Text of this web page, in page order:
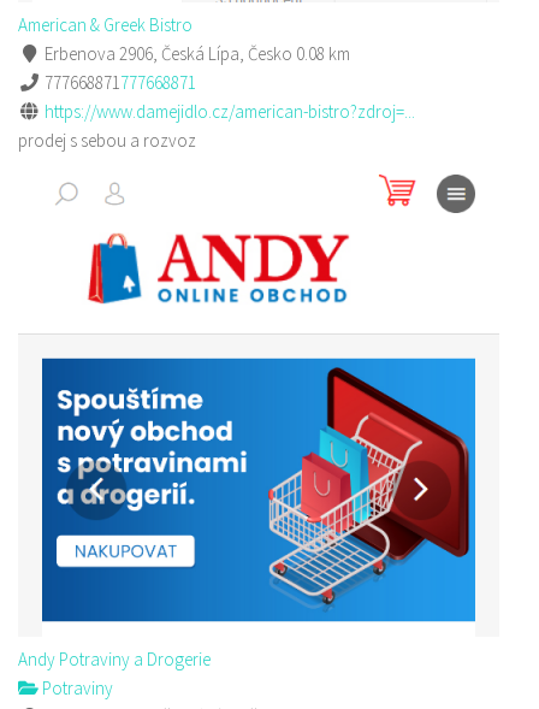
American & Greek Bistro
Erbenova 2906, Česká Lípa, Česko 0.08 km
777668871777668871
https://www.damejidlo.cz/american-bistro?zdroj=...
prodej s sebou a rozvoz
Andy Potraviny a Drogerie
Potraviny